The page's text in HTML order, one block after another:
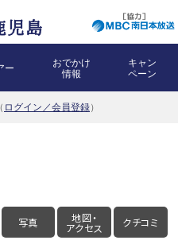
ー
おでかけ
情報
キャン
ペーン
ログイン／会員登録）
写真 地図・
アクセス クチコミ